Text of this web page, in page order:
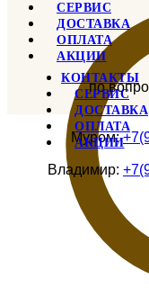
СЕРВИС
ДОСТАВКА
ОПЛАТА
АКЦИИ
по
Муром:
Владимир:
КОНТАКТЫ
СЕРВИС
ДОСТАВКА
ОПЛАТА
АКЦИИ